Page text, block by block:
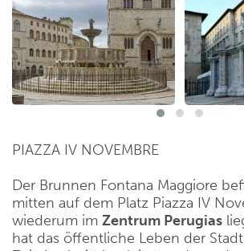
PIAZZA IV NOVEMBRE
Der Brunnen Fontana Maggiore
mitten auf dem Platz Piazza IV
wiederum im Zentrum Perugias
hat das öffentliche Leben der